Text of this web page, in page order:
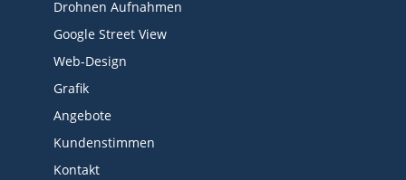
Drohnen Aufnahmen
Google Street View
Web-Design
Grafik
Angebote
Kundenstimmen
Kontakt